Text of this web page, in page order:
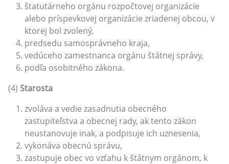
štatutárneho orgánu rozpočtovej organizácie
alebo príspevkovej organizácie zriadenej obcou, v
ktorej bol zvolený,
predsedu samosprávneho kraja,
vedúceho zamestnanca orgánu štátnej správy,
podľa osobitného zákona.
(4) Starosta
zvoláva a vedie zasadnutia obecného
zastupiteľstva a obecnej rady, ak tento zákon
neustanovuje inak, a podpisuje ich uznesenia,
vykonáva obecnú správu,
zastupuje obec vo vzťahu k štátnym orgánom, k